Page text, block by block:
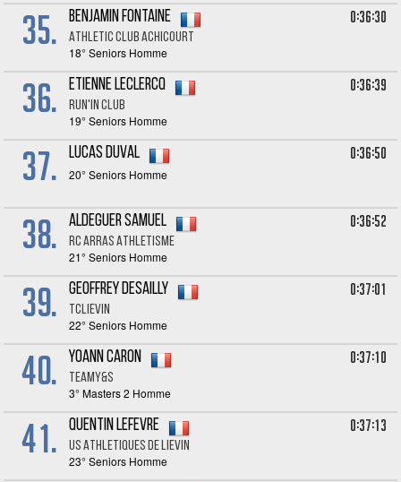
35. Benjamin FONTAINE
ATHLETIC CLUB ACHICOURT
18° Seniors Homme
0:36:30
36. Etienne LECLERCQ
RUN'IN CLUB
19° Seniors Homme
0:36:39
37. Lucas DUVAL
20° Seniors Homme
0:36:50
38. Aldeguer SAMUEL
RC ARRAS ATHLETISME
21° Seniors Homme
0:36:52
39. Geoffrey DESAILLY
TCLIEVIN
22° Seniors Homme
0:37:01
40. Yoann CARON
TeamY&S
3° Masters 2 Homme
0:37:10
41. Quentin LEFEVRE
US ATHLETIQUES DE LIEVIN
23° Seniors Homme
0:37:13